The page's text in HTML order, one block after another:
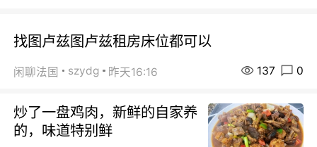
找图卢兹图卢兹租房床位都可以
闲聊法国 szydg 昨天16:16 137 0
炒了一盘鸡肉，新鲜的自家养
的，味道特别鲜